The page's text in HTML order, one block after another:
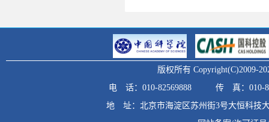
版权所有 Copyright(C)2009-
电 话：010-82569888
传 真：010-
地 址：北京市海淀区苏州街3号大恒科技